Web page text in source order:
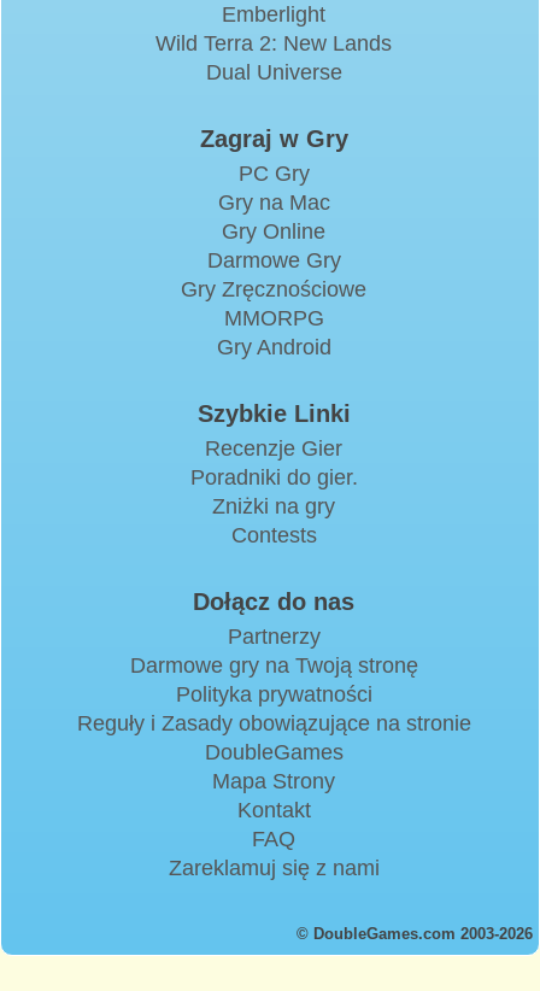
Emberlight
Wild Terra 2: New Lands
Dual Universe
Zagraj w Gry
PC Gry
Gry na Mac
Gry Online
Darmowe Gry
Gry Zręcznościowe
MMORPG
Gry Android
Szybkie Linki
Recenzje Gier
Poradniki do gier.
Zniżki na gry
Contests
Dołącz do nas
Partnerzy
Darmowe gry na Twoją stronę
Polityka prywatności
Reguły i Zasady obowiązujące na stronie
DoubleGames
Mapa Strony
Kontakt
FAQ
Zareklamuj się z nami
© DoubleGames.com 2003-2026